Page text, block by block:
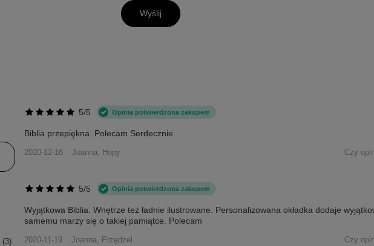
Wyślij
3
5/5 Opinia potwierdzona zakupem
Biblia przepiękna. Polecam Serdecznie.
2020-12-16 Joanna, Hopy Czy
5/5 Opinia potwierdzona zakupem
Wyjątkowa Biblia. Wnętrze też ładnie ilustrowane. Personalizowana okładka dodaje
samemu marzy się o takiej pamiątce. Polecam
2020-11-19 Joanna, Przędzel Czy